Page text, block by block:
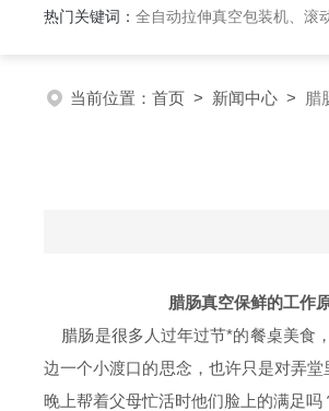
热门关键词： 全自动拉伸真空包装机、滚动式真空包装
当前位置： 首页 > 新闻中心 > 腊
腊肠真空保鲜的工作
腊肠是很多人过年过节*的餐桌美食
边一个小渡口的思念，也许只是对弄
晚上帮着父母忙活时他们脸上的满足